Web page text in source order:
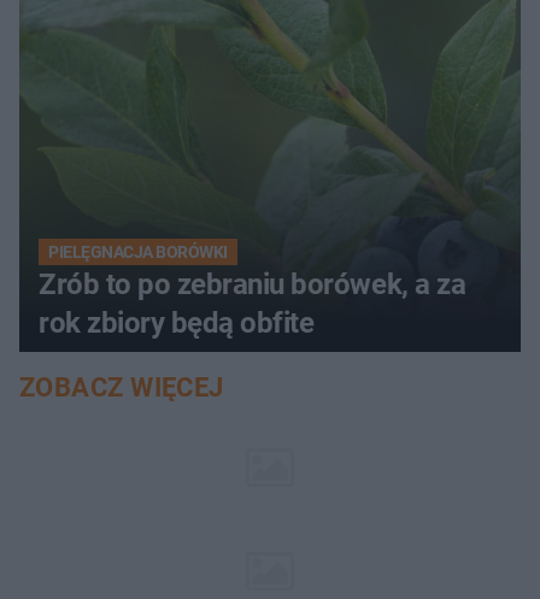
PIELĘGNACJA BORÓWKI
Zrób to po zebraniu borówek, a za
rok zbiory będą obfite
ZOBACZ WIĘCEJ